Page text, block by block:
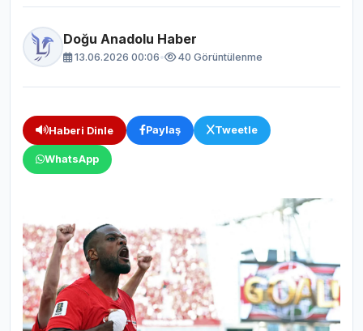
Doğu Anadolu Haber
13.06.2026 00:06• 40 Görüntülenme
Haberi Dinle Paylaş Tweetle
WhatsApp